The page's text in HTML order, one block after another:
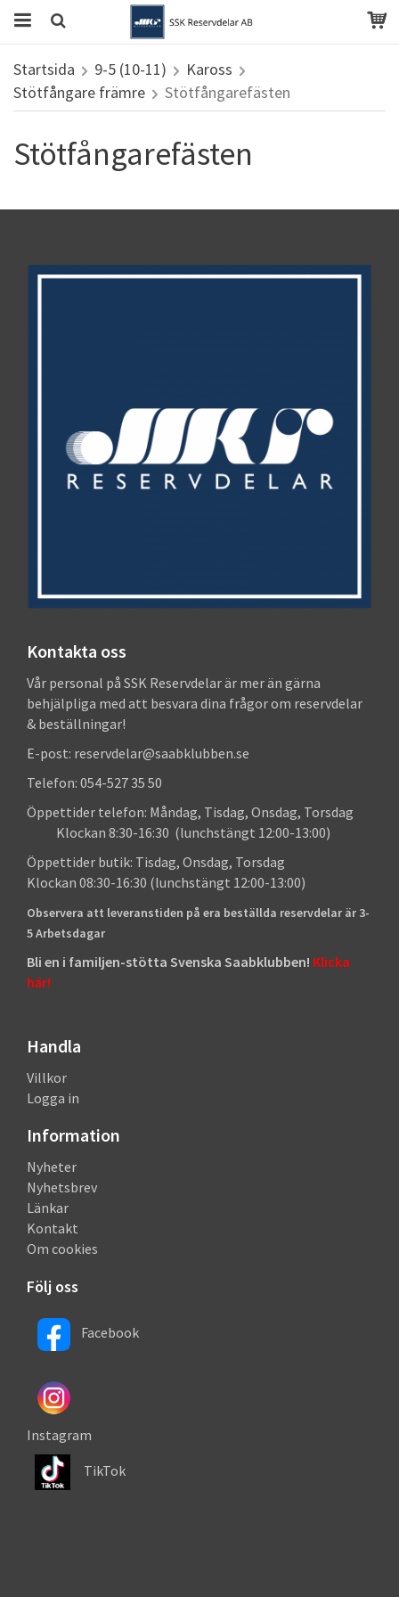
Startsida 9-5 (10-11)
Kaross
Stötfångare främre
Stötfångarefästen
Stötfångarefästen
Kontakta oss
Vår personal på SSK Reservdelar är mer än gärna
behjälpliga med att besvara dina frågor om reservdelar
& beställningar!
E-post: reservdelar@saabklubben.se
Telefon: 054-527 35 50
Öppettider telefon: Måndag, Tisdag, Onsdag, Torsdag
Klockan 8:30-16:30 (lunchstängt 12:00-13:00)
Öppettider butik: Tisdag, Onsdag, Torsdag
Klockan 08:30-16:30 (lunchstängt 12:00-13:00)
Observera att leveranstiden på era beställda reservdelar är 3-
5 Arbetsdagar
Bli en i familjen-stötta Svenska Saabklubben! Klicka
här!
Handla
Villkor
Logga in
Information
Nyheter
Nyhetsbrev
Länkar
Kontakt
Om cookies
Följ oss
Facebook
Instagram
TikTok